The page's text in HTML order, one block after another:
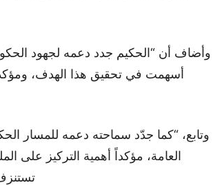
وأضاف أن “الحكيم جدد دعمه لجهود
أسهمت في تحقيق هذا الهدف،
وتابع، “كما جدّد سماحته دعمه للمسار
العامة، مؤكداً أهمية التركيز على